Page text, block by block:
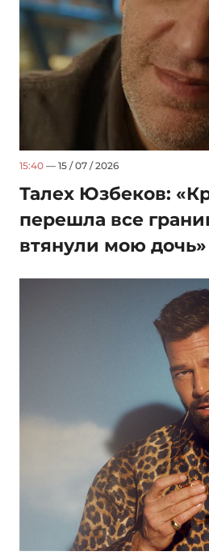
15:40 — 15 / 07 / 2026
Талех Юзбеков:
перешла все
втянули мою